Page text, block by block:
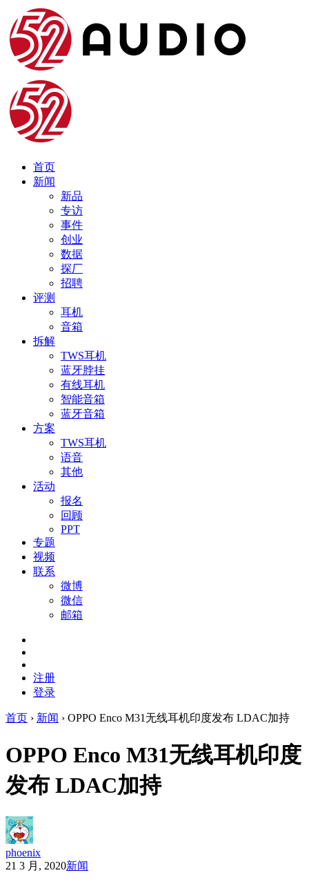
首页
新闻
新品
专访
事件
创业
数据
探厂
招聘
评测
耳机
音箱
拆解
TWS耳机
蓝牙脖挂
有线耳机
智能音箱
蓝牙音箱
方案
TWS耳机
语音
其他
活动
报名
回顾
PPT
专题
视频
联系
微博
微信
邮箱
注册
登录
首页 › 新闻 › OPPO Enco M31无线耳机印度发布 LDAC加持
OPPO Enco M31无线耳机印度
发布 LDAC加持
phoenix
21 3 月, 2020新闻